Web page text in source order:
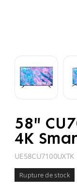
58"
4K
UE58CU7100UXTK
Rupture de stock